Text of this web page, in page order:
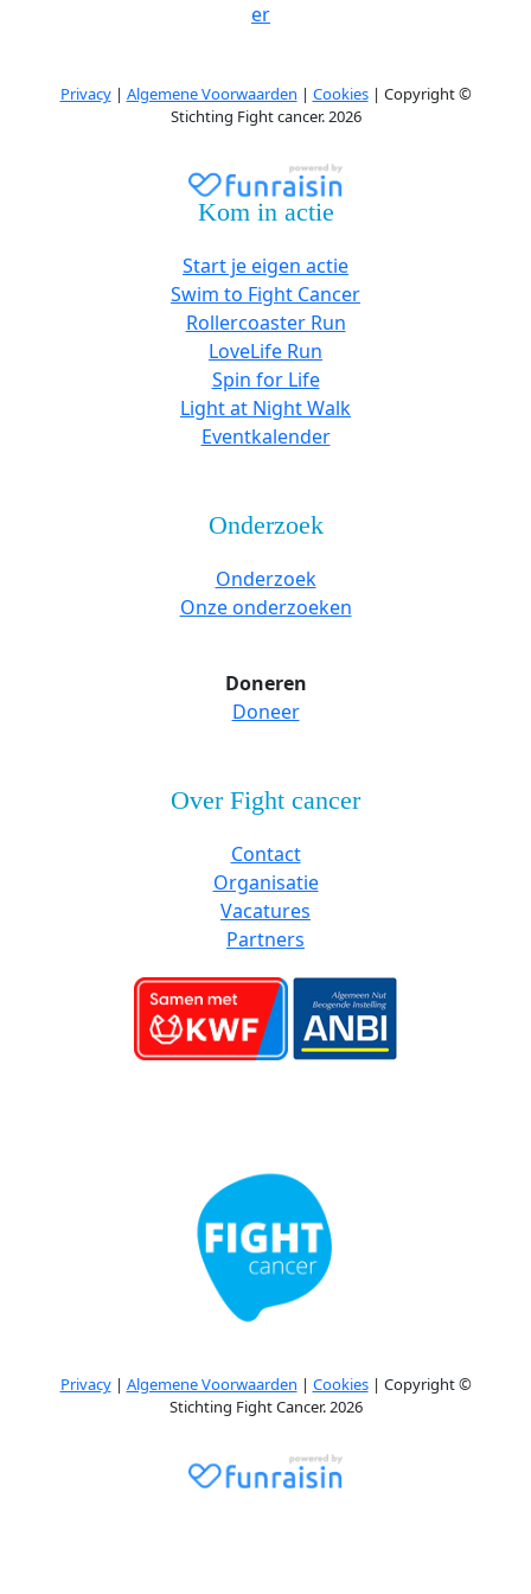
er
Privacy| Algemene Voorwaarden | Cookies| Copyright ©
Stichting Fight cancer. 2026
Kom in actie
Start je eigen actie
Swim to Fight Cancer
Rollercoaster Run
LoveLife Run
Spin for Life
Light at Night Walk
Eventkalender
Onderzoek
Onderzoek
Onze onderzoeken
Doneren
Doneer
Over Fight cancer
Contact
Organisatie
Vacatures
Partners
Privacy| Algemene Voorwaarden | Cookies| Copyright ©
Stichting Fight Cancer. 2026